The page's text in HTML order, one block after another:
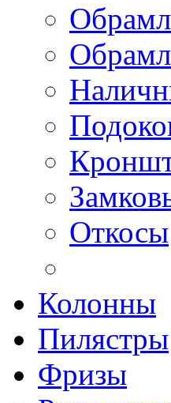
Откосы
Колонны
Пилястры
Фризы